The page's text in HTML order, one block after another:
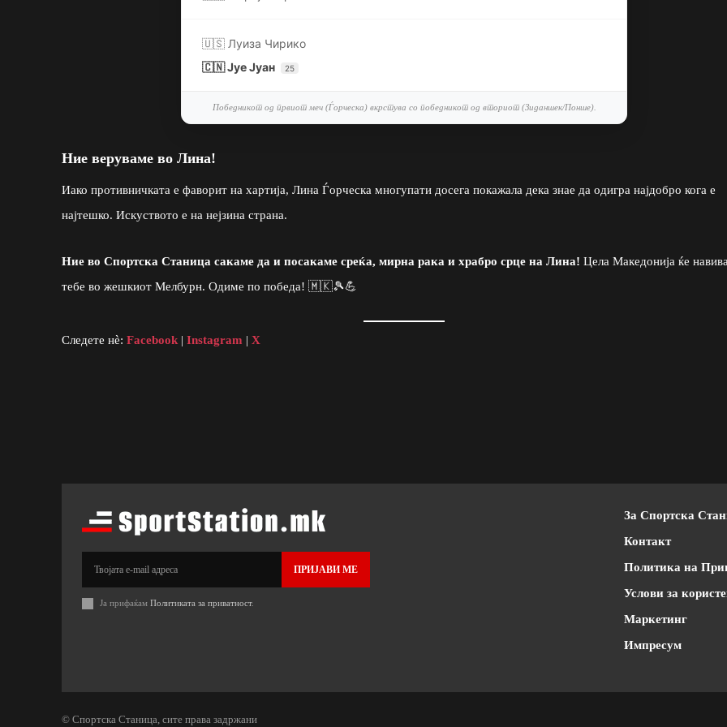
🇺🇸 Луиза Чирико
🇨🇳 Јуе Јуан
25
Победникот од првиот меч (Ѓорческа) вкрстува со победникот од вториот (Зиданшек/Понше).
Ние веруваме во Лина!
Иако противничката е фаворит на хартија, Лина Ѓорческа многупати досега покажала дека знае да одигра најдобро кога е
најтешко. Искуството е на нејзина страна.
Ние во Спортска Станица сакаме да и посакаме среќа, мирна рака и храбро срце на Лина! Цела Македонија ќе
тебе во жешкиот Мелбурн. Одиме по победа! 🇲🇰🎾💪
Следете нè: Facebook| Instagram | X
ПРИЈАВИ МЕ
Ја прифаќам Политиката за приватност.
За Спортска
Контакт
Политика на
Услови за
Маркетинг
Импресум
© Спортска Станица, сите права задржани